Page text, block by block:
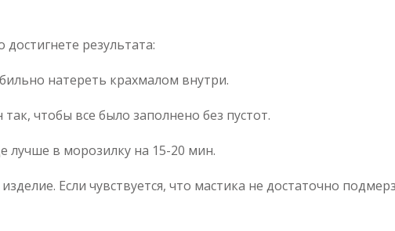
результата:
натереть крахмалом внутри.
чтобы все было заполнено без пустот.
лучше в морозилку на 15-20 мин.
Если чувствуется, что мастика не достаточно